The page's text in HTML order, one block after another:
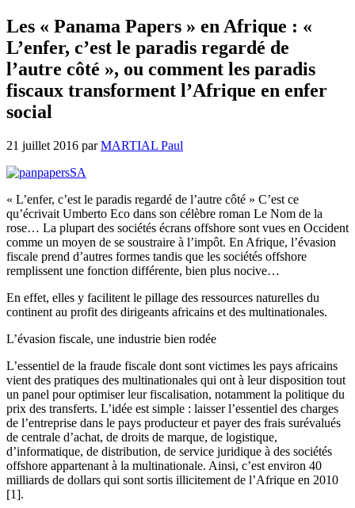
Les « Panama Papers » en Afrique : «
L’enfer, c’est le paradis regardé de
l’autre côté », ou comment les paradis
fiscaux transforment l’Afrique en enfer
social
21 juillet 2016 parMARTIAL Paul
« L’enfer, c’est le paradis regardé de l’autre côté » C’est ce
qu’écrivait Umberto Eco dans son célèbre roman Le Nom de la
rose… La plupart des sociétés écrans offshore sont vues en Occident
comme un moyen de se soustraire à l’impôt. En Afrique, l’évasion
fiscale prend d’autres formes tandis que les sociétés offshore
remplissent une fonction différente, bien plus nocive…
En effet, elles y facilitent le pillage des ressources naturelles du
continent au profit des dirigeants africains et des multinationales.
L’évasion fiscale, une industrie bien rodée
L’essentiel de la fraude fiscale dont sont victimes les pays africains
vient des pratiques des multinationales qui ont à leur disposition tout
un panel pour optimiser leur fiscalisation, notamment la politique du
prix des transferts. L’idée est simple : laisser l’essentiel des charges
de l’entreprise dans le pays producteur et payer des frais surévalués
de centrale d’achat, de droits de marque, de logistique,
d’informatique, de distribution, de service juridique à des sociétés
offshore appartenant à la multinationale. Ainsi, c’est environ 40
milliards de dollars qui sont sortis illicitement de l’Afrique en 2010
[1].